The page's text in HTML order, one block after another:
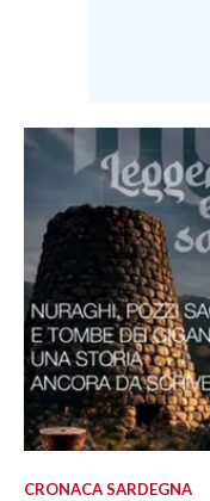
CRONACA SARDEGNA